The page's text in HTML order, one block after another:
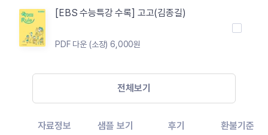
[EBS 수능특강 수록] 고고(김종길)
PDF 다운 (소장) 6,000원
전체보기
자료정보 샘플 보기 후기 환불기준